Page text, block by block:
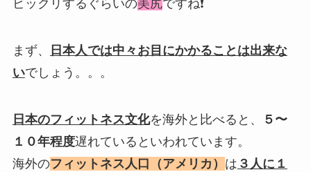
ビックリするぐらいの美尻ですね❗
まず、
日本人では中々お目にかかることは出来な
いでしょう。。。
日本のフィットネス文化を海外と比べると、
５〜
１０年程度遅れているといわれています。
海外のフィットネス人口（アメリカ） は ３ 人に１